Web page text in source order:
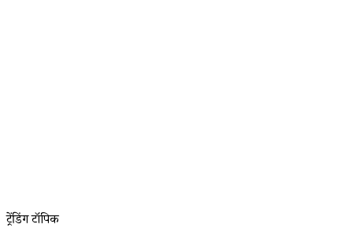
ट्रेंडिंग टॉपिक